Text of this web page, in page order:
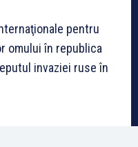
pentru
omului în republica
invaziei ruse în